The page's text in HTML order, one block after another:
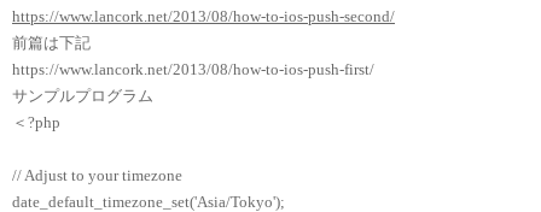
https://www.lancork.net/2013/08/how-to-ios-push-second/
前篇は下記
https://www.lancork.net/2013/08/how-to-ios-push-first/
サンプルプログラム
＜?php
// Adjust to your timezone
date_default_timezone_set('Asia/Tokyo');